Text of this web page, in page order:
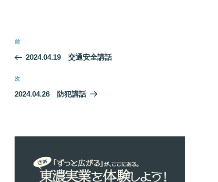
投
ナ
ビ
ゲ
前
の
稿
前
2024.04.19 交通安全講話
次
の
次
2024.04.26 防犯講話